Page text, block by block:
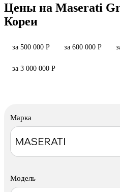
Цены на Maserati
Кореи
за 500 000 Р за 600 000 Р
за 3 000 000 Р
Марка
Модель